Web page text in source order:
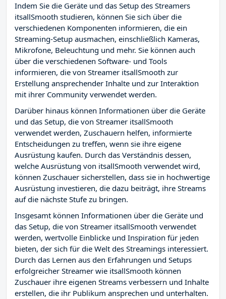
Indem Sie die Geräte und das Setup des Streamers
itsallSmooth studieren, können Sie sich über die
verschiedenen Komponenten informieren, die ein
Streaming-Setup ausmachen, einschließlich Kameras,
Mikrofone, Beleuchtung und mehr. Sie können auch
über die verschiedenen Software- und Tools
informieren, die von Streamer itsallSmooth zur
Erstellung ansprechender Inhalte und zur Interaktion
mit ihrer Community verwendet werden.
Darüber hinaus können Informationen über die Geräte
und das Setup, die von Streamer itsallSmooth
verwendet werden, Zuschauern helfen, informierte
Entscheidungen zu treffen, wenn sie ihre eigene
Ausrüstung kaufen. Durch das Verständnis dessen,
welche Ausrüstung von itsallSmooth verwendet wird,
können Zuschauer sicherstellen, dass sie in hochwertige
Ausrüstung investieren, die dazu beiträgt, ihre Streams
auf die nächste Stufe zu bringen.
Insgesamt können Informationen über die Geräte und
das Setup, die von Streamer itsallSmooth verwendet
werden, wertvolle Einblicke und Inspiration für jeden
bieten, der sich für die Welt des Streamings interessiert.
Durch das Lernen aus den Erfahrungen und Setups
erfolgreicher Streamer wie itsallSmooth können
Zuschauer ihre eigenen Streams verbessern und Inhalte
erstellen, die ihr Publikum ansprechen und unterhalten.